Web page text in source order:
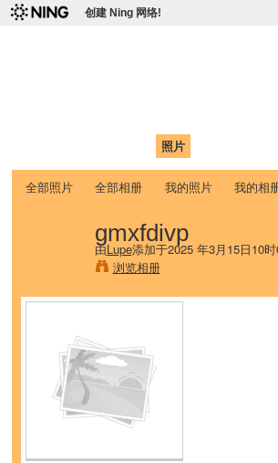
创建 Ning 网络!
照片
全部照片 全部相册 我的照片 我的相
gmxfdivp
由Lupe添加于2025 年3月15日10
浏览相册